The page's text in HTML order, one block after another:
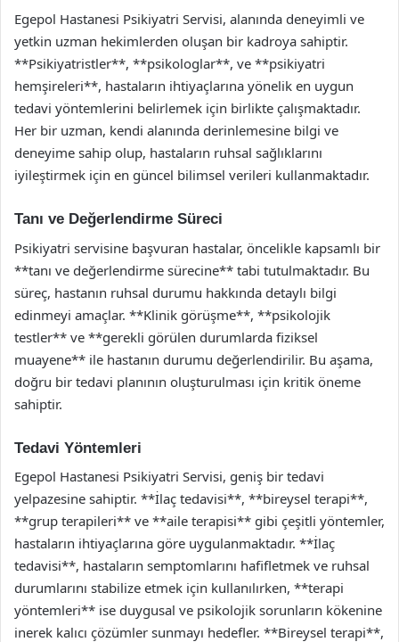
Egepol Hastanesi Psikiyatri Servisi, alanında deneyimli ve
yetkin uzman hekimlerden oluşan bir kadroya sahiptir.
**Psikiyatristler**, **psikologlar**, ve **psikiyatri
hemşireleri**, hastaların ihtiyaçlarına yönelik en uygun
tedavi yöntemlerini belirlemek için birlikte çalışmaktadır.
Her bir uzman, kendi alanında derinlemesine bilgi ve
deneyime sahip olup, hastaların ruhsal sağlıklarını
iyileştirmek için en güncel bilimsel verileri kullanmaktadır.
Tanı ve Değerlendirme Süreci
Psikiyatri servisine başvuran hastalar, öncelikle kapsamlı bir
**tanı ve değerlendirme sürecine** tabi tutulmaktadır. Bu
süreç, hastanın ruhsal durumu hakkında detaylı bilgi
edinmeyi amaçlar. **Klinik görüşme**, **psikolojik
testler** ve **gerekli görülen durumlarda fiziksel
muayene** ile hastanın durumu değerlendirilir. Bu aşama,
doğru bir tedavi planının oluşturulması için kritik öneme
sahiptir.
Tedavi Yöntemleri
Egepol Hastanesi Psikiyatri Servisi, geniş bir tedavi
yelpazesine sahiptir. **İlaç tedavisi**, **bireysel terapi**,
**grup terapileri** ve **aile terapisi** gibi çeşitli yöntemler,
hastaların ihtiyaçlarına göre uygulanmaktadır. **İlaç
tedavisi**, hastaların semptomlarını hafifletmek ve ruhsal
durumlarını stabilize etmek için kullanılırken, **terapi
yöntemleri** ise duygusal ve psikolojik sorunların kökenine
inerek kalıcı çözümler sunmayı hedefler. **Bireysel terapi**,